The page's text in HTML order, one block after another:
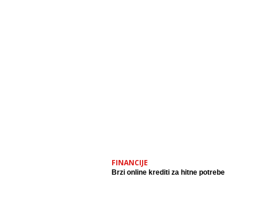
FINANCIJE
Brzi online krediti za hitne potrebe